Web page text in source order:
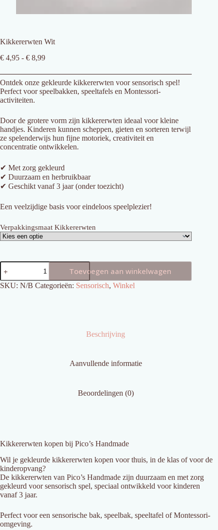
Kikkererwten Wit
€ 4,95 - € 8,99Prijsklasse:
tot
€ 8,99
Ontdek onze gekleurde kikkererwten voor sensorisch spel!
Perfect voor speelbakken, speeltafels en Montessori-
activiteiten.
Door de grotere vorm zijn kikkererwten ideaal voor kleine
handjes. Kinderen kunnen scheppen, gieten en sorteren terwijl
ze spelenderwijs hun fijne motoriek, creativiteit en
concentratie ontwikkelen.
✔ Met zorg gekleurd
✔ Duurzaam en herbruikbaar
✔ Geschikt vanaf 3 jaar (onder toezicht)
Een veelzijdige basis voor eindeloos speelplezier!
Verpakkingsmaat Kikkererwten
Kikkererwten
Wit
aantal
Toevoegen aan winkelwagen
SKU: N/B Categorieën: Sensorisch, Winkel
Beschrijving
Aanvullende informatie
Beoordelingen (0)
Kikkererwten kopen bij Pico’s Handmade
Wil je gekleurde kikkererwten kopen voor thuis, in de klas of voor de
kinderopvang?
De kikkererwten van Pico’s Handmade zijn duurzaam en met zorg
gekleurd voor sensorisch spel, speciaal ontwikkeld voor kinderen
vanaf 3 jaar.
Perfect voor een sensorische bak, speelbak, speeltafel of Montessori-
omgeving.